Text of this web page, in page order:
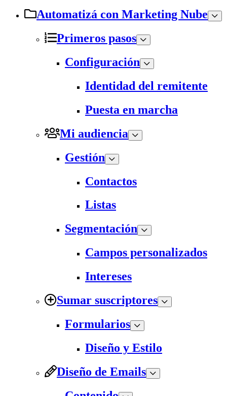
Automatizá con Marketing Nube
Primeros pasos
Configuración
Identidad del remitente
Puesta en marcha
Mi audiencia
Gestión
Contactos
Listas
Segmentación
Campos personalizados
Intereses
Sumar suscriptores
Formularios
Diseño y Estilo
Diseño de Emails